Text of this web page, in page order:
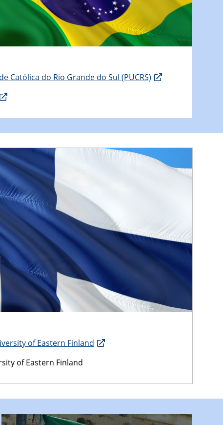
Católica do Rio Grande do Sul (PUCRS)
of Eastern Finland
of Eastern Finland